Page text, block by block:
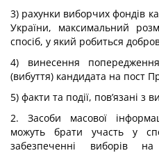
3) рахунки виборчих фондів
України, максимальний
спосіб, у який робиться
4) винесення
(вибуття) кандидата на пост
5) факти та події, пов’язані
2. Засоби масової
можуть брати участь у
забезпеченні виборів